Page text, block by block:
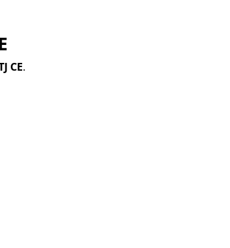
CE.